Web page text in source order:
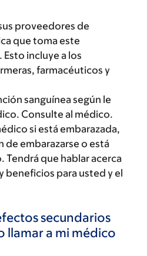
proveedores de
que toma este
incluye a los
farmacéuticos y
sanguínea según le
Consulte al médico.
si está embarazada,
de embarazarse o está
Tendrá que hablar acerca
beneficios para usted y el
secundarios
llamar a mi médico